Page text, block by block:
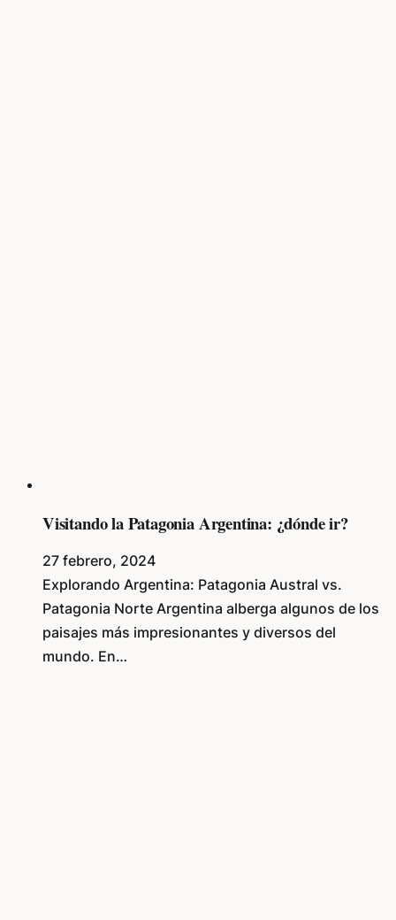
Visitando la Patagonia Argentina: ¿dónde ir?
27 febrero, 2024
Explorando Argentina: Patagonia Austral vs.
Patagonia Norte Argentina alberga algunos de los
paisajes más impresionantes y diversos del
mundo. En…